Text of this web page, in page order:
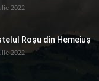
2022
Roșu din Hemeiuș
2022